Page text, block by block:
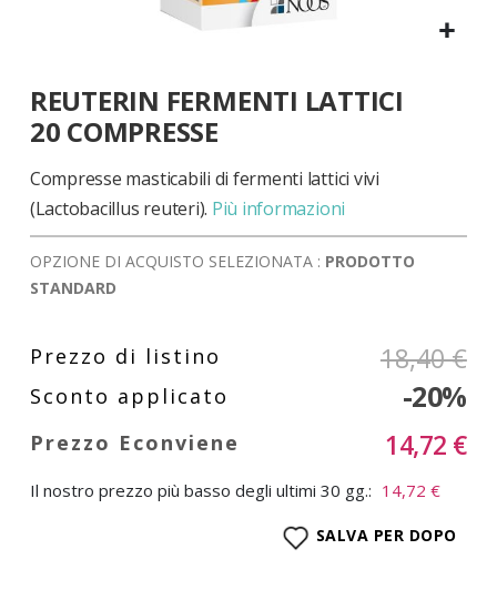
all'inizio
della
galleria
di
immagini
REUTERIN FERMENTI LATTICI
20 COMPRESSE
Compresse masticabili di fermenti lattici vivi
(Lactobacillus reuteri). Più informazioni
OPZIONE DI ACQUISTO SELEZIONATA : PRODOTTO
STANDARD
18,40 €
-20%
14,72 €
Il nostro prezzo più basso degli ultimi 30 gg.: 14,72 €
SALVA PER DOPO